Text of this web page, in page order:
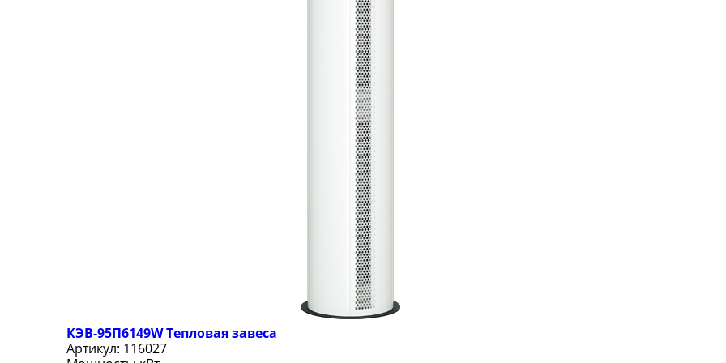
КЭВ-95П6149W Тепловая завеса
Артикул: 116027